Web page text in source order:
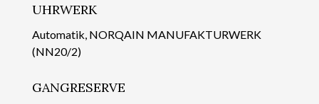
UHRWERK
Automatik, NORQAIN MANUFAKTURWERK
(NN20/2)
GANGRESERVE